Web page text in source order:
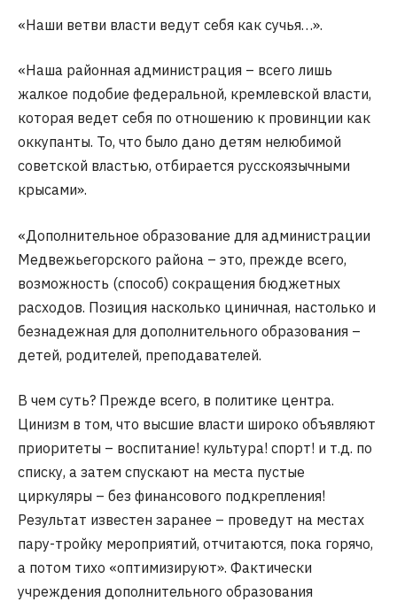
«Наши ветви власти ведут себя как сучья…».
«Наша районная администрация – всего лишь
жалкое подобие федеральной, кремлевской власти,
которая ведет себя по отношению к провинции как
оккупанты. То, что было дано детям нелюбимой
советской властью, отбирается русскоязычными
крысами».
«Дополнительное образование для администрации
Медвежьегорского района – это, прежде всего,
возможность (способ) сокращения бюджетных
расходов. Позиция насколько циничная, настолько и
безнадежная для дополнительного образования –
детей, родителей, преподавателей.
В чем суть? Прежде всего, в политике центра.
Цинизм в том, что высшие власти широко объявляют
приоритеты – воспитание! культура! спорт! и т.д. по
списку, а затем спускают на места пустые
циркуляры – без финансового подкрепления!
Результат известен заранее – проведут на местах
пару-тройку мероприятий, отчитаются, пока горячо,
а потом тихо «оптимизируют». Фактически
учреждения дополнительного образования